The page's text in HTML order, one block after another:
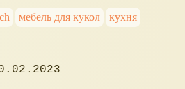
мебель для кукол
кухня